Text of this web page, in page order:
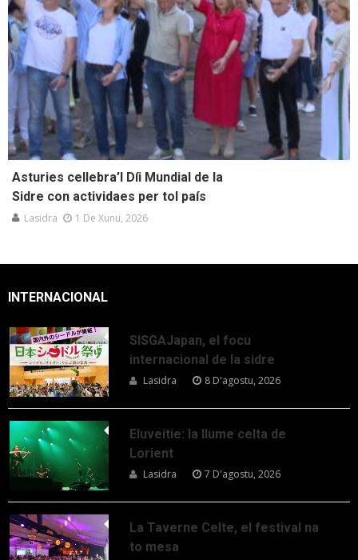
Asturies cellebra’l Díi Mundial de la
Sidre con actividaes per tol país
Lasidra 1 De Xunu, 2026
INTERNACIONAL
SISGAJapan, el focu
internacional de la sidre
Lasidra 8 D'agostu, 2026
Eluveitie: la llume celta de
Lorient
Lasidra 7 D'agostu, 2026
La Taverne Celte, el festival na
to mesa